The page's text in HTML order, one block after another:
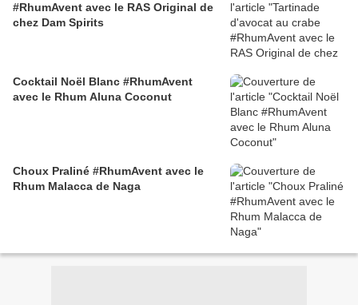
#RhumAvent avec le RAS Original de
chez Dam Spirits
Cocktail Noël Blanc #RhumAvent
avec le Rhum Aluna Coconut
Choux Praliné #RhumAvent avec le
Rhum Malacca de Naga